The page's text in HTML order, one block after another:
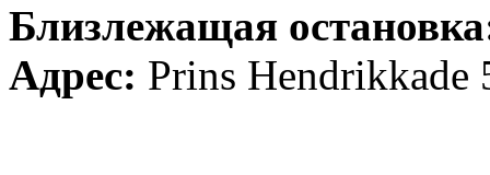
Близлежащая
Адрес: Prins Hendrikkade